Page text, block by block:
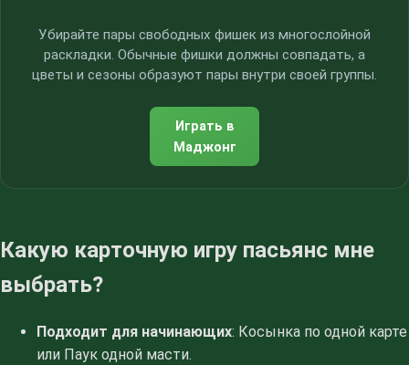
Убирайте пары свободных фишек из многослойной
раскладки. Обычные фишки должны совпадать, а
цветы и сезоны образуют пары внутри своей группы.
Играть в
Маджонг
Какую карточную игру пасьянс мне
выбрать?
Подходит для начинающих: Косынка по одной карте
или Паук одной масти.